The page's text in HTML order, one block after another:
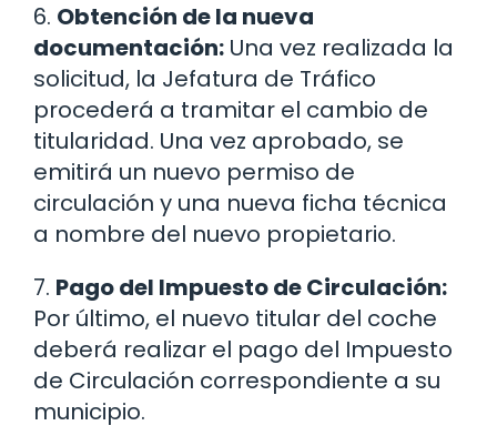
6. Obtención de la nueva
documentación: Una vez realizada la
solicitud, la Jefatura de Tráfico
procederá a tramitar el cambio de
titularidad. Una vez aprobado, se
emitirá un nuevo permiso de
circulación y una nueva ficha técnica
a nombre del nuevo propietario.
7. Pago del Impuesto de Circulación:
Por último, el nuevo titular del coche
deberá realizar el pago del Impuesto
de Circulación correspondiente a su
municipio.